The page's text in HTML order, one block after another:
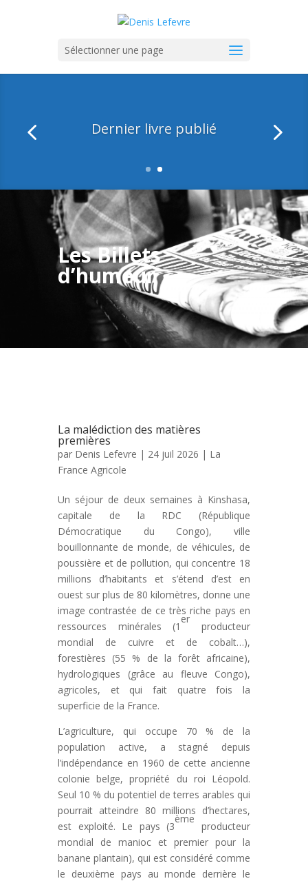
Sélectionner une page
Le billet du mois
Les Billets
d’humeur
La malédiction des matières
premières
par Denis Lefevre | 24 juil 2026 | La
France Agricole
Un séjour de deux semaines à Kinshasa,
capitale de la RDC (République
Démocratique du Congo), ville
bouillonnante de monde, de véhicules, de
poussière et de pollution, qui concentre 18
millions d’habitants et s’étend d’est en
ouest sur plus de 80 kilomètres, donne une
image contrastée de ce très riche pays en
ressources minérales (1
er
producteur
mondial de cuivre et de cobalt…),
forestières (55 % de la forêt africaine),
hydrologiques (grâce au fleuve Congo),
agricoles, et qui fait quatre fois la
superficie de la France.
L’agriculture, qui occupe 70 % de la
population active, a stagné depuis
l’indépendance en 1960 de cette ancienne
colonie belge, propriété du roi Léopold.
Seul 10 % du potentiel de terres arables qui
pourrait atteindre 80 millions d’hectares,
est exploité. Le pays (3
ème
producteur
mondial de manioc et premier pour la
banane plantain), qui est considéré comme
le deuxième pays au monde derrière le